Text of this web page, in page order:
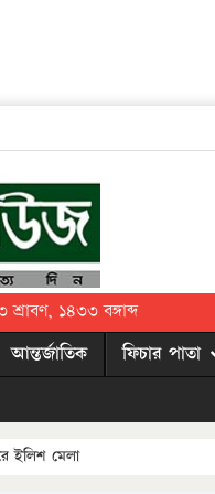
১৪৩৩ বঙ্গাব্দ
আন্তর্জাতিক ফিচার পাতা
ইলিশ মেলা